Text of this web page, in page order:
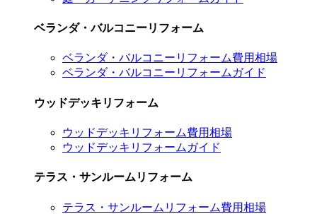
ベランダ・バルコニーリフォーム
ベランダ・バルコニーリフォーム費用相場
ベランダ・バルコニーリフォームガイド
ウッドデッキリフォーム
ウッドデッキリフォーム費用相場
ウッドデッキリフォームガイド
テラス・サンルームリフォーム
テラス・サンルームリフォーム費用相場